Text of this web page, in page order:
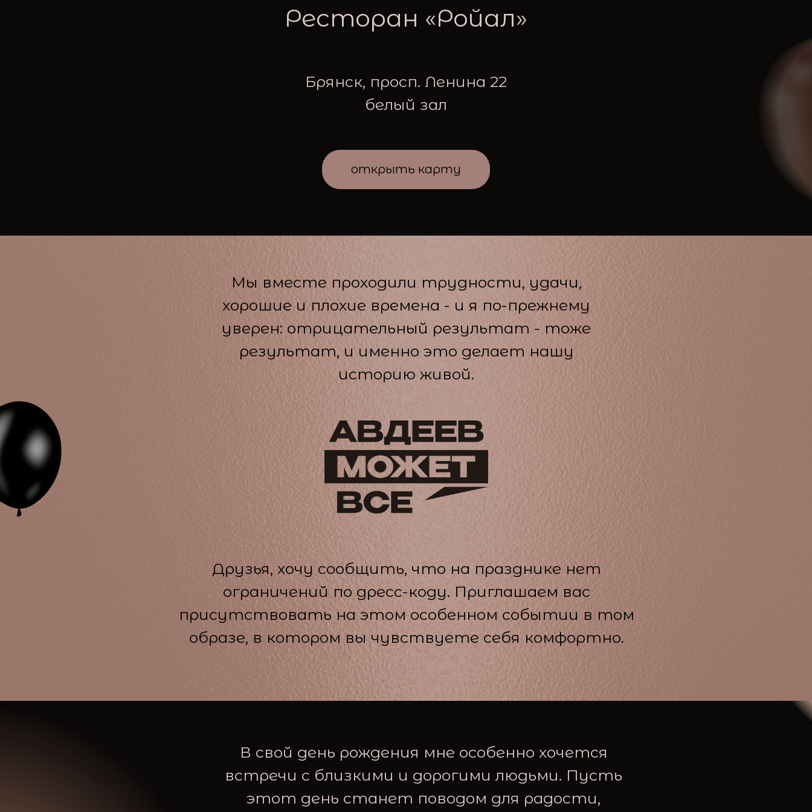
Брянск, просп. Ленина 22
белый зал
Ресторан «Ройал»
открыть карту
Мы вместе проходили трудности, удачи,
хорошие и плохие времена - и я по-прежнему
уверен: отрицательный результат - тоже
результат, и именно это делает нашу
историю живой.
Друзья, хочу сообщить, что на празднике нет
ограничений по дресс-коду. Приглашаем вас
присутствовать на этом особенном событии в том
образе, в котором вы чувствуете себя комфортно.
В свой день рождения мне особенно хочется
встречи с близкими и дорогими людьми. Пусть
этот день станет поводом для радости,